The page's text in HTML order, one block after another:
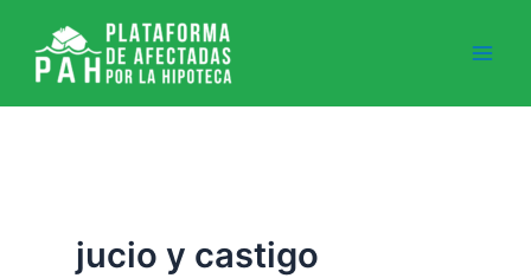
contenido
jucio y castigo